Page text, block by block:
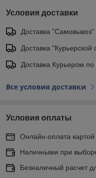
Условия доставки
Доставка "Самовывоз"
Доставка
Доставка Курьером
Все условия доставки
Условия оплаты
Онлайн-оплата картой
Наличными при
Безналичный расчет